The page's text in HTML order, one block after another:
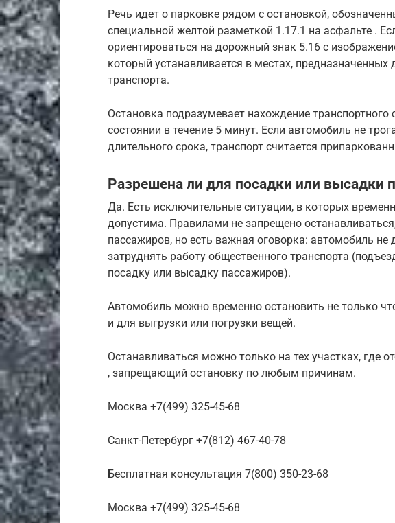
Речь идет о парковке рядом с остановкой,
специальной желтой разметкой 1.17.1 на асфальте .
ориентироваться на дорожный знак 5.16 с
который устанавливается в местах, предназначенных
транспорта.
Остановка подразумевает нахождение
состоянии в течение 5 минут. Если автомобиль не
длительного срока, транспорт считается
Разрешена ли для посадки или высадки
Да. Есть исключительные ситуации, в которых
допустима. Правилами не запрещено
пассажиров, но есть важная оговорка: автомобиль
затруднять работу общественного транспорта
посадку или высадку пассажиров).
Автомобиль можно временно остановить не только
и для выгрузки или погрузки вещей.
Останавливаться можно только на тех участках, где
, запрещающий остановку по любым причинам.
Москва +7(499) 325-45-68
Санкт-Петербург +7(812) 467-40-78
Бесплатная консультация 7(800) 350-23-68
Москва +7(499) 325-45-68